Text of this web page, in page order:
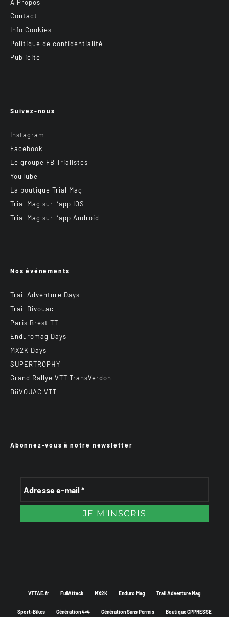
A Propos
Contact
Info Cookies
Politique de confidentialité
Publicité
Suivez-nous
Instagram
Facebook
Le groupe FB Trialistes
YouTube
La boutique Trial Mag
Trial Mag sur l’app IOS
Trial Mag sur l’app Android
Nos événements
Trail Adventure Days
Trail Bivouac
Paris Brest TT
Enduromag Days
MX2K Days
SUPERTROPHY
Grand Rallye VTT TransVerdon
BiiVOUAC VTT
Abonnez-vous à notre newsletter
VTTAE.fr FullAttack MX2K Enduro Mag Trail Adventure Mag
Sport-Bikes Génération 4×4 Génération Sans Permis Boutique CPPRESSE